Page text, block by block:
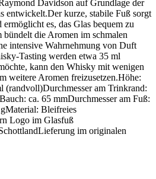
Davidson auf Grundlage der
entwickelt.Der kurze, stabile Fuß sorgt
es, das Glas bequem zu
die Aromen im schmalen
intensive Wahrnehmung von Duft
Tasting werden etwa 35 ml
kann den Whisky mit wenigen
weitere Aromen freizusetzen.Höhe:
(randvoll)Durchmesser am Trinkrand:
ca. 65 mmDurchmesser am Fuß:
Bleifreies
Logo im Glasfuß
im originalen